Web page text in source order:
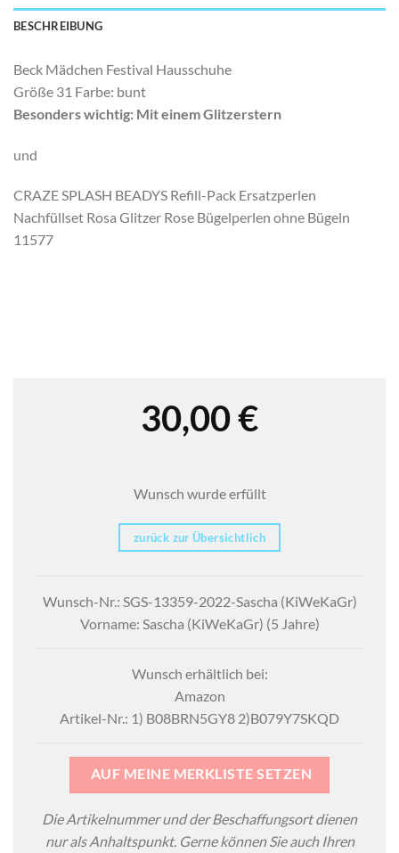
BESCHREIBUNG
Beck Mädchen Festival Hausschuhe
Größe 31 Farbe: bunt
Besonders wichtig: Mit einem Glitzerstern
und
CRAZE SPLASH BEADYS Refill-Pack Ersatzperlen
Nachfüllset Rosa Glitzer Rose Bügelperlen ohne Bügeln
11577
30,00€
Wunsch wurde erfüllt
zurück zur Übersichtlich
Wunsch-Nr.: SGS-13359-2022-Sascha (KiWeKaGr)
Vorname: Sascha (KiWeKaGr) (5 Jahre)
Wunsch erhältlich bei:
Amazon
Artikel-Nr.: 1) B08BRN5GY8 2)B079Y7SKQD
AUF MEINE MERKLISTE SETZEN
Die Artikelnummer und der Beschaffungsort dienen
nur als Anhaltspunkt. Gerne können Sie auch Ihren